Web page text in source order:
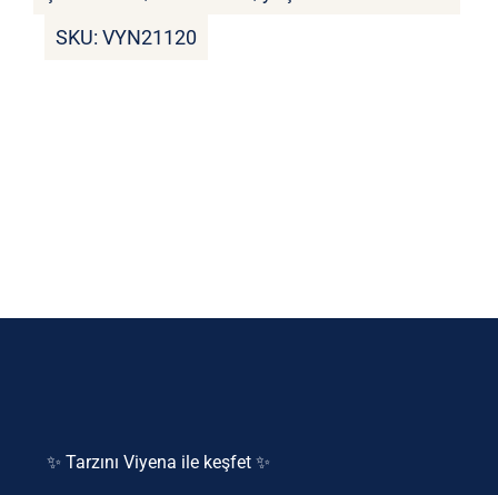
SKU: VYN21120
✨ Tarzını Viyena ile keşfet ✨